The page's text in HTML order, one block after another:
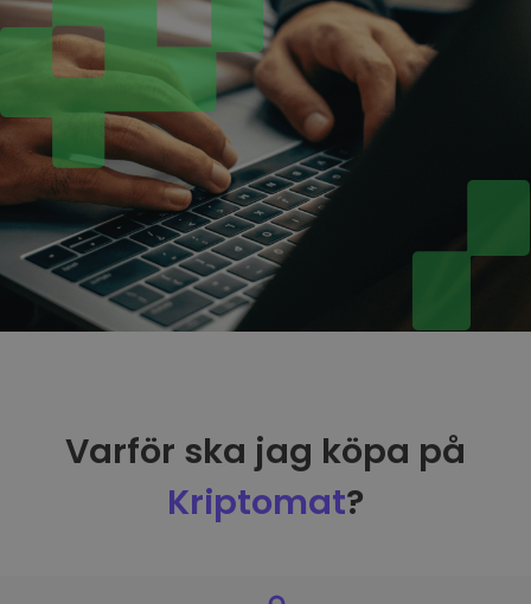
Varför ska jag köpa på
Kriptomat?